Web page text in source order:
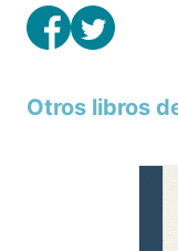
Otros libros